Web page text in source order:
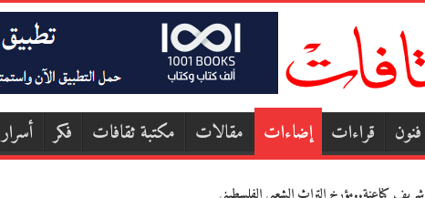
فنون قراءات إضاءات مقالات مكتبة ثقافات فكر أسرار